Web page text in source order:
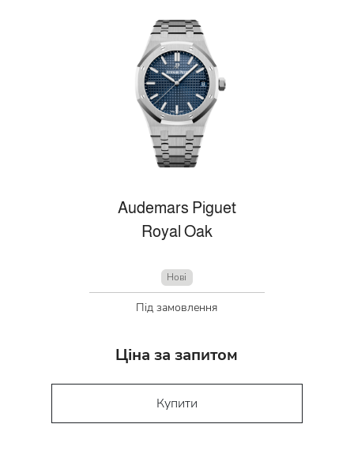
Audemars Piguet
Royal Oak
Нові
Під замовлення
Ціна за запитом
Купити